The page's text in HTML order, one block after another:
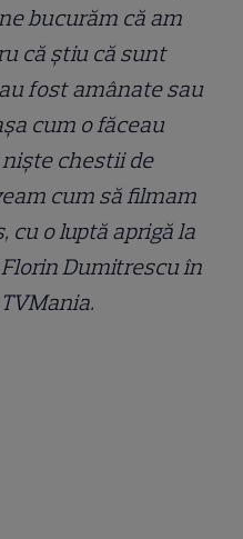
bucurăm că am
că știu că sunt
fost amânate sau
cum o făceau
chestii de
cum să filmam
cu o luptă aprigă la
Dumitrescu în